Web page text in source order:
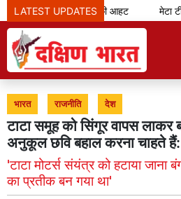
LATEST UPDATES
बांग्लादेश में 'तूफान' की आहट मेटा
भारत राजनीति देश
टाटा समूह को सिंगूर वापस
अनुकूल छवि बहाल करना चाहते हैं:
'टाटा मोटर्स संयंत्र को हटाया जाना
का प्रतीक बन गया था'